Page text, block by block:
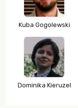
Kuba Gogolewski
Dominika Kieruzel